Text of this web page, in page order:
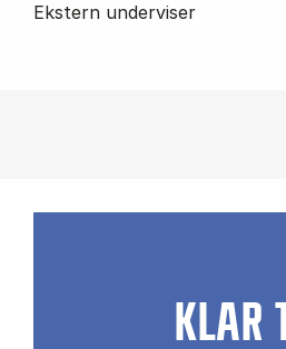
Ekstern underviser
KLAR